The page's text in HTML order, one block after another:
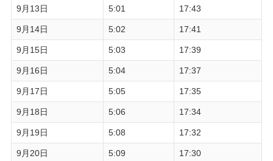
9月13日 5:01 17:43
9月14日 5:02 17:41
9月15日 5:03 17:39
9月16日 5:04 17:37
9月17日 5:05 17:35
9月18日 5:06 17:34
9月19日 5:08 17:32
9月20日 5:09 17:30